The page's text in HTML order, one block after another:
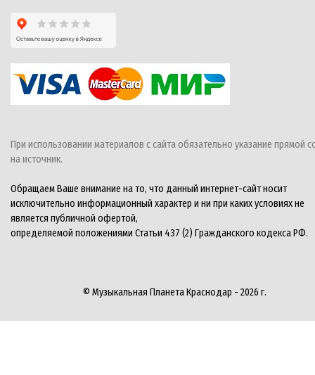
При использовании материалов с сайта обязательно указание прямой
на источник.
Обращаем Ваше внимание на то, что данный интернет-сайт носит
исключительно информационный характер и ни при каких условиях не
является публичной офертой,
определяемой положениями Статьи 437 (2) Гражданского кодекса РФ.
© Музыкальная Планета Краснодар - 2026 г.